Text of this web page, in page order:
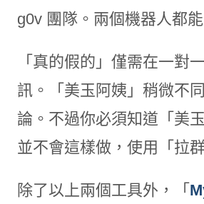
g0v 團隊。兩個機器人都
「真的假的」僅需在一對
訊。「美玉阿姨」稍微不
論。不過你必須知道「美
並不會這樣做，使用「拉
除了以上兩個工具外，「